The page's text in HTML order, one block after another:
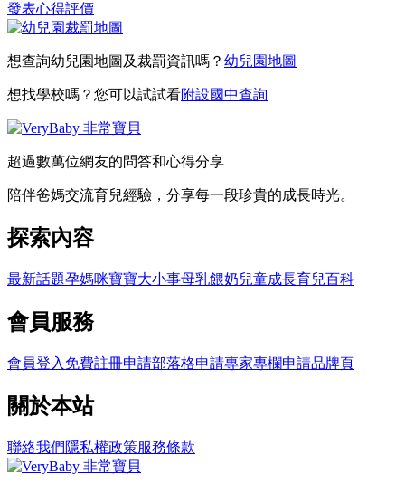
發表心得評價
想查詢幼兒園地圖及裁罰資訊嗎？ 幼兒園地圖
想找學校嗎？您可以試試看附設國中查詢
超過數萬位網友的問答和心得分享
陪伴爸媽交流育兒經驗，分享每一段珍貴的成長時光。
探索內容
最新話題孕媽咪寶寶大小事母乳餵奶兒童成長育兒百科
會員服務
會員登入 免費註冊申請部落格申請專家專欄申請品牌頁
關於本站
聯絡我們 隱私權政策服務條款